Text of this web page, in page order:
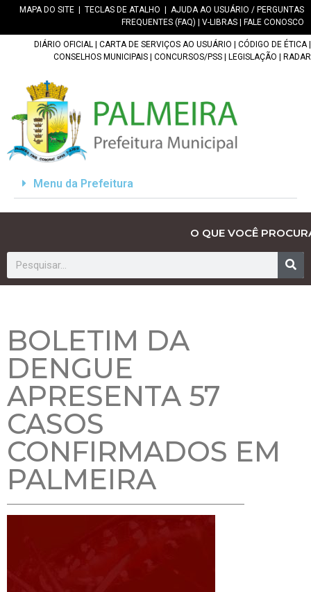
MAPA DO SITE TECLAS DE ATALHO
AJUDA AO USUÁRIO / PERGUNTAS
FREQUENTES (FAQ)
V-LIBRAS FALE CONOSCO
DIÁRIO OFICIAL CARTA DE SERVIÇOS AO USUÁRIO CÓDIGO DE ÉTICA|
CONSELHOS MUNICIPAIS
CONCURSOS/PSS LEGISLAÇÃO RADAR
Menu da Prefeitura
O QUE VOCÊ
BOLETIM DA
DENGUE
APRESENTA 57
CASOS
CONFIRMADOS EM
PALMEIRA